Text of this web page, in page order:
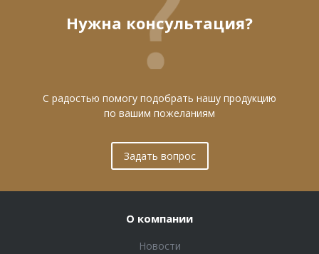
Нужна консультация?
С радостью помогу подобрать нашу продукцию
по вашим пожеланиям
Задать вопрос
О компании
Новости